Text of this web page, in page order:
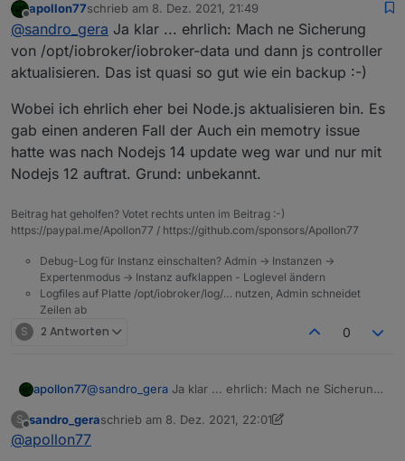
in dem Video wird empfohlen vorher den js
controller zu aktualisieren.
https://www.youtube.com/watch?v=S4-
MhZ1NfYY
Offline
apollon77schrieb am 8. Dez. 2021, 21:49
zuletzt editiert von
@sandro_gera Ja klar ... ehrlich: Mach ne Sicherung
von /opt/iobroker/iobroker-data und dann js controller
aktualisieren. Das ist quasi so gut wie ein backup :-)
Wobei ich ehrlich eher bei Node.js aktualisieren bin. Es
gab einen anderen Fall der Auch ein memotry issue
hatte was nach Nodejs 14 update weg war und nur mit
Nodejs 12 auftrat. Grund: unbekannt.
Beitrag hat geholfen? Votet rechts unten im Beitrag :-)
https://paypal.me/Apollon77 / https://github.com/sponsors/Apollon77
Debug-Log für Instanz einschalten? Admin -> Instanzen ->
Expertenmodus -> Instanz aufklappen - Loglevel ändern
Logfiles auf Platte /opt/iobroker/log/… nutzen, Admin schneidet
Zeilen ab
S 2 Antworten 0
apollon77@sandro_gera Ja klar ... ehrlich: Mach ne Sicherung
controller aktualisieren. Das ist quasi so gut wie ein
backup :-)
Wobei ich ehrlich eher bei Node.js aktualisieren bin.
Es gab einen anderen Fall der Auch ein memotry
S
Offline
sandro_geraschrieb am 8. Dez. 2021, 22:01
zuletzt editiert von sandro_gera12. Aug. 2021, 23:02
@apollon77